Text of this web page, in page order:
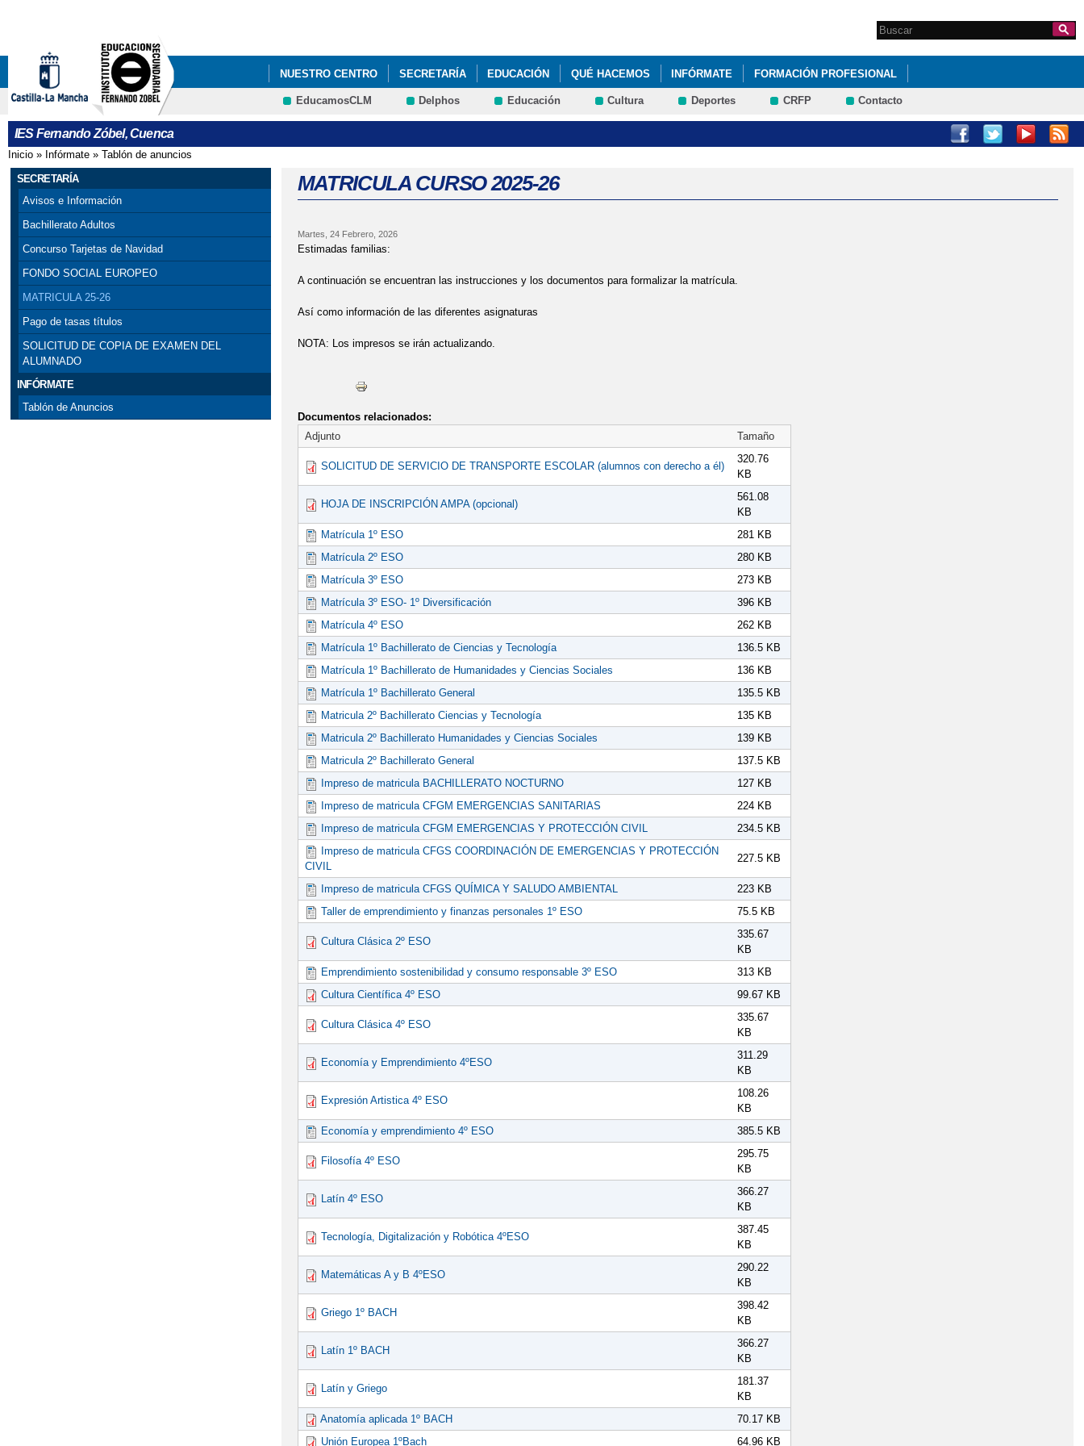
Formulario de
búsqueda
Search this site
NUESTRO CENTRO SECRETARÍA EDUCACIÓN QUÉ HACEMOS INFÓRMATE FORMACIÓN PROFESIONAL
EducamosCLM Delphos Educación Cultura Deportes CRFP Contacto
IES Fernando Zóbel, Cuenca
Se encuentra usted aquí
Inicio » Infórmate » Tablón de anuncios
SECRETARÍA
Avisos e Información
Bachillerato Adultos
Concurso Tarjetas de Navidad
FONDO SOCIAL EUROPEO
MATRICULA 25-26
Pago de tasas títulos
SOLICITUD DE COPIA DE EXAMEN DEL
ALUMNADO
INFÓRMATE
Tablón de Anuncios
MATRICULA CURSO 2025-26
Martes, 24 Febrero, 2026
Estimadas familias:
A continuación se encuentran las instrucciones y los documentos para formalizar la matrícula.
Así como información de las diferentes asignaturas
NOTA: Los impresos se irán actualizando.
Documentos relacionados:
Adjunto
Tamaño
SOLICITUD DE SERVICIO DE TRANSPORTE ESCOLAR (alumnos con derecho a él)
320.76
KB
HOJA DE INSCRIPCIÓN AMPA (opcional)
561.08
KB
Matrícula 1º ESO
281 KB
Matrícula 2º ESO
280 KB
Matrícula 3º ESO
273 KB
Matrícula 3º ESO- 1º Diversificación
396 KB
Matrícula 4º ESO
262 KB
Matrícula 1º Bachillerato de Ciencias y Tecnología
136.5 KB
Matrícula 1º Bachillerato de Humanidades y Ciencias Sociales
136 KB
Matrícula 1º Bachillerato General
135.5 KB
Matricula 2º Bachillerato Ciencias y Tecnología
135 KB
Matricula 2º Bachillerato Humanidades y Ciencias Sociales
139 KB
Matricula 2º Bachillerato General
137.5 KB
Impreso de matricula BACHILLERATO NOCTURNO
127 KB
Impreso de matricula CFGM EMERGENCIAS SANITARIAS
224 KB
Impreso de matricula CFGM EMERGENCIAS Y PROTECCIÓN CIVIL
234.5 KB
Impreso de matricula CFGS COORDINACIÓN DE EMERGENCIAS Y PROTECCIÓN
CIVIL
227.5 KB
Impreso de matricula CFGS QUÍMICA Y SALUDO AMBIENTAL
223 KB
Taller de emprendimiento y finanzas personales 1º ESO
75.5 KB
Cultura Clásica 2º ESO
335.67
KB
Emprendimiento sostenibilidad y consumo responsable 3º ESO
313 KB
Cultura Científica 4º ESO
99.67 KB
Cultura Clásica 4º ESO
335.67
KB
Economía y Emprendimiento 4ºESO
311.29
KB
Expresión Artistica 4º ESO
108.26
KB
Economía y emprendimiento 4º ESO
385.5 KB
Filosofía 4º ESO
295.75
KB
Latín 4º ESO
366.27
KB
Tecnología, Digitalización y Robótica 4ºESO
387.45
KB
Matemáticas A y B 4ºESO
290.22
KB
Griego 1º BACH
398.42
KB
Latín 1º BACH
366.27
KB
Latín y Griego
181.37
KB
Anatomía aplicada 1º BACH
70.17 KB
Unión Europea 1ºBach
64.96 KB